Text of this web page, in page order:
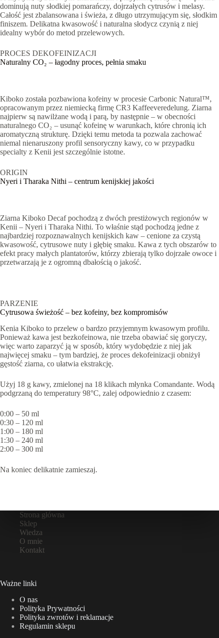
dominują nuty słodkiej pomarańczy, dojrzałych cytrusów i melasy.
Całość jest zbalansowana i świeża, z długo utrzymującym się, słodkim
finiszem. Delikatna kwasowość i naturalna słodycz czynią z niej
idealny wybór do metod przelewowych.
PROCES DEKOFEINIZACJI
Naturalny CO₂ – łagodny proces, pełnia smaku
Kiboko została pozbawiona kofeiny w procesie Carbonic Natural™,
opracowanym przez niemiecką firmę CR3 Kaffeeveredelung. Ziarna
najpierw są nawilżane wodą i parą, by następnie – w obecności
naturalnego CO₂ – usunąć kofeinę w warunkach, które chronią ich
aromatyczną strukturę. Dzięki temu metoda ta pozwala zachować
niemal nienaruszony profil sensoryczny kawy, co w przypadku
specialty z Kenii jest szczególnie istotne.
ORIGIN
Nyeri i Tharaka Nithi – centrum kenijskiej jakości
Ziarna Kiboko Decaf pochodzą z dwóch prestiżowych regionów w
Kenii – Nyeri i Tharaka Nithi. To właśnie stąd pochodzą jedne z
najbardziej rozpoznawalnych kenijskich kaw – cenione za czystą
kwasowość, cytrusowe nuty i głębię smaku. Kawa z tych obszarów to
efekt pracy małych plantatorów, którzy zbierają tylko dojrzałe owoce i
przetwarzają je z ogromną dbałością o jakość.
PARZENIE
Cytrusowa świeżość – bez kofeiny, bez kompromisów
Kenia Kiboko to przelew o bardzo przyjemnym kwasowym profilu.
Ponieważ kawa jest bezkofeinowa, nie trzeba obawiać się goryczy,
więc warto zaparzyć ją w sposób, który wydobędzie z niej jak
najwięcej smaku – tym bardziej, że proces dekofeinizacji obniżył
gęstość ziarna, co ułatwia ekstrakcję.
Użyj 18 g kawy, zmielonej na 18 klikach młynka Comandante. Wodą
podgrzaną do temperatury 98°C, zalej odpowiednio z czasem:
0:00 – 50 ml
0:30 – 120 ml
1:00 – 180 ml
1:30 – 240 ml
2:00 – 300 ml
Na koniec delikatnie zamieszaj.
Strona główna
Sklep
Wiedza
O mnie
Kontakt
Ważne linki
O nas
Polityka Prywatności
Polityka zwrotów i reklamacje
Regulamin sklepu